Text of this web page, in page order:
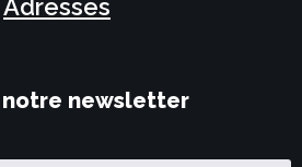
Adresses
notre newsletter